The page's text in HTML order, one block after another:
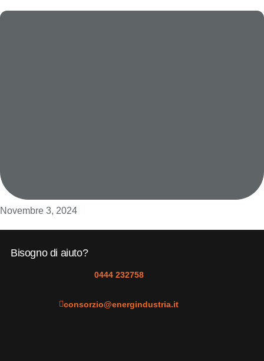
Novembre 3, 2024
Bisogno di aiuto?
0444 232758
consorzio@energindustria.it